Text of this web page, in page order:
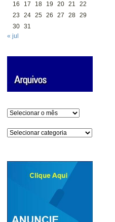
16
17 18 19 20 21
22
23
24 25 26 27 28 29
30 31
« jul
Arquivos
Categorias